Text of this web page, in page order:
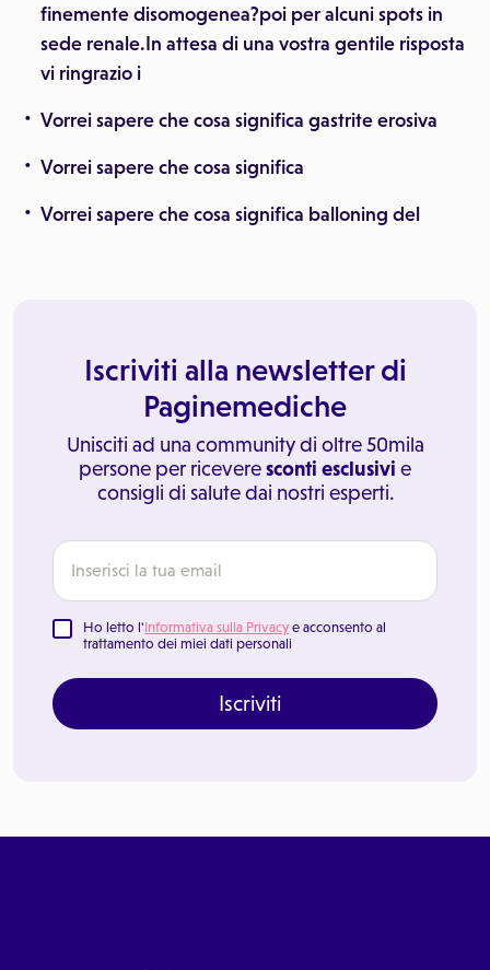
finemente disomogenea?poi per alcuni spots in
sede renale.In attesa di una vostra gentile risposta
vi ringrazio i
Vorrei sapere che cosa significa gastrite erosiva
Vorrei sapere che cosa significa
Vorrei sapere che cosa significa balloning del
Iscriviti alla newsletter di
Paginemediche
Unisciti ad una community di oltre 50mila
persone per riceveresconti esclusivi e
consigli di salute dai nostri esperti.
Ho letto l'Informativa sulla Privacy e acconsento al
trattamento dei miei dati personali
Iscriviti